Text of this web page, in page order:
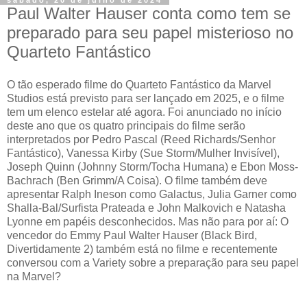
Paul Walter Hauser conta como tem se
preparado para seu papel misterioso no
Quarteto Fantástico
O tão esperado filme do Quarteto Fantástico da Marvel
Studios está previsto para ser lançado em 2025, e o filme
tem um elenco estelar até agora. Foi anunciado no início
deste ano que os quatro principais do filme serão
interpretados por Pedro Pascal (Reed Richards/Senhor
Fantástico), Vanessa Kirby (Sue Storm/Mulher Invisível),
Joseph Quinn (Johnny Storm/Tocha Humana) e Ebon Moss-
Bachrach (Ben Grimm/A Coisa). O filme também deve
apresentar Ralph Ineson como Galactus, Julia Garner como
Shalla-Bal/Surfista Prateada e John Malkovich e Natasha
Lyonne em papéis desconhecidos. Mas não para por aí: O
vencedor do Emmy Paul Walter Hauser (Black Bird,
Divertidamente 2) também está no filme e recentemente
conversou com a Variety sobre a preparação para seu papel
na Marvel?